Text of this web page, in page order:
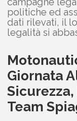
politiche ed
dati rilevati, il
legalità si
Giornata
Team